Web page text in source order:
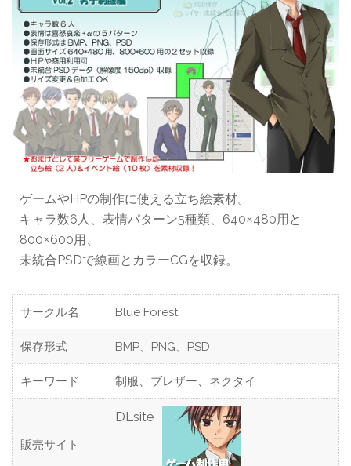
ゲームやHPの制作に使える立ち絵素材。
キャラ数6人、表情パターン5種類、640×480用と
800×600用、
未統合PSDで線画とカラーCGを収録。
サークル名 Blue Forest
保存形式 BMP、PNG、PSD
キーワード 制服、ブレザー、ネクタイ
販売サイト
DLsite